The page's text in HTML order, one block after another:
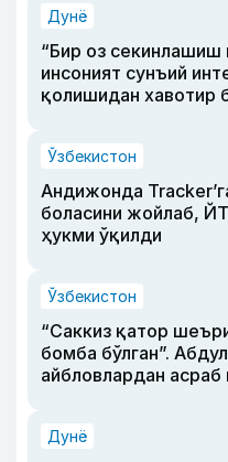
Дунё
“Бир оз секинлашиш
инсоният сунъий
қолишидан хавотир
Ўзбекистон
Андижонда
боласини жойлаб,
ҳукми ўқилди
Ўзбекистон
“Саккиз қатор
бомба бўлган”.
айбловлардан асраб
Дунё